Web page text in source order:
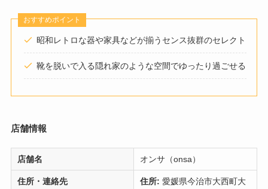
おすすめポイント
昭和レトロな器や家具などが揃うセンス抜群のセレクト
靴を脱いで入る隠れ家のような空間でゆったり過ごせる
店舗情報
店舗名 オンサ（onsa）
住所・連絡先 住所: 愛媛県今治市大西町大